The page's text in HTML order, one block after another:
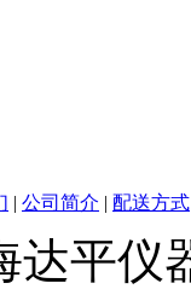
| 公司简介 | 配送方式
达平